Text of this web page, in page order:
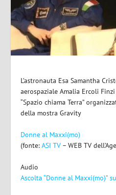
L’astronauta Esa Samantha
aerospaziale Amalia Ercoli
“Spazio chiama Terra”
della mostra Gravity
Donne al Maxxi(mo)
(fonte:ASI TV – WEB TV
Audio
Ascolta “Donne al Maxxi(mo)”